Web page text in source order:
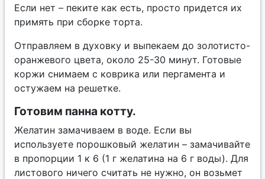
Если нет – пеките как есть, просто придется их
примять при сборке торта.
Отправляем в духовку и выпекаем до золотисто-
оранжевого цвета, около 25-30 минут. Готовые
коржи снимаем с коврика или пергамента и
остужаем на решетке.
Готовим панна котту.
Желатин замачиваем в воде. Если вы
используете порошковый желатин – замачивайте
в пропорции 1 к 6 (1 г желатина на 6 г воды). Для
листового ничего считать не нужно, он возьмет